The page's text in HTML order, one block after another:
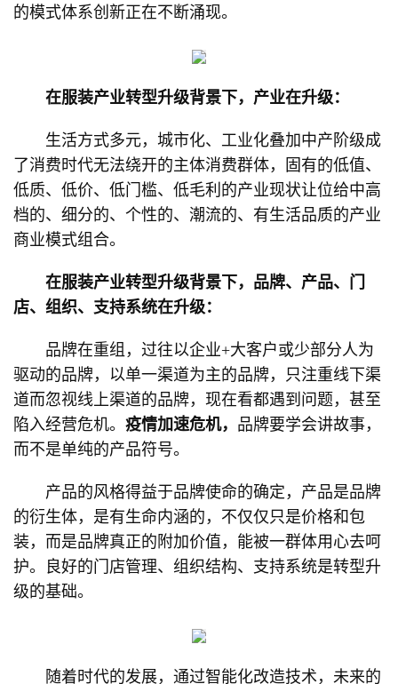
的模式体系创新正在不断涌现。
在服装产业转型升级背景下，产业在升级：
生活方式多元，城市化、工业化叠加中产阶级成
了消费时代无法绕开的主体消费群体，固有的低值、
低质、低价、低门槛、低毛利的产业现状让位给中高
档的、细分的、个性的、潮流的、有生活品质的产业
商业模式组合。
在服装产业转型升级背景下，品牌、产品、门
店、组织、支持系统在升级：
品牌在重组，过往以企业+大客户或少部分人为
驱动的品牌，以单一渠道为主的品牌，只注重线下渠
道而忽视线上渠道的品牌，现在看都遇到问题，甚至
陷入经营危机。 疫情加速危机， 品牌要学会讲故事，
而不是单纯的产品符号。
产品的风格得益于品牌使命的确定，产品是品牌
的衍生体，是有生命内涵的，不仅仅只是价格和包
装，而是品牌真正的附加价值，能被一群体用心去呵
护。良好的门店管理、组织结构、支持系统是转型升
级的基础。
随着时代的发展，通过智能化改造技术，未来的